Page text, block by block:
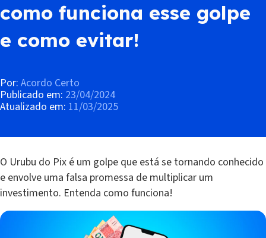
como funciona esse golpe
e como evitar!
Por: Acordo Certo
Publicado em: 23/04/2024
Atualizado em: 11/03/2025
O Urubu do Pix é um golpe que está se tornando conhecido
e envolve uma falsa promessa de multiplicar um
investimento. Entenda como funciona!